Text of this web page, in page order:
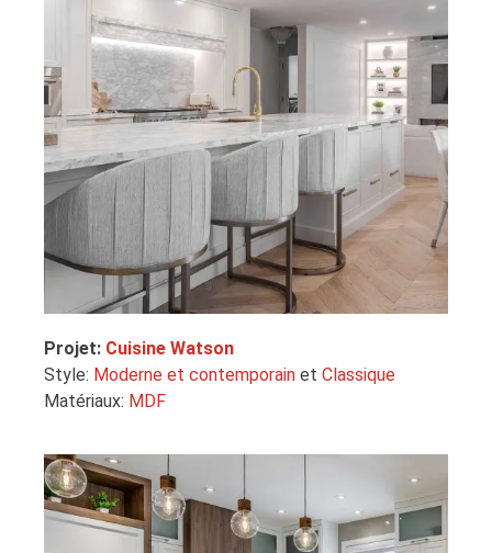
Projet: Cuisine Watson
Style: Moderne et contemporain et Classique
Matériaux: MDF